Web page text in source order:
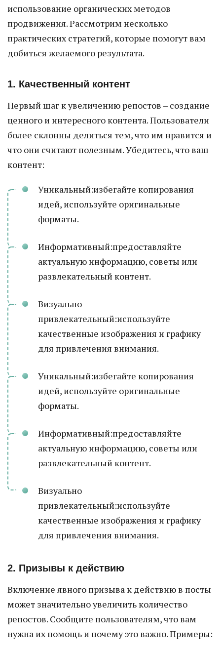
использование органических методов
продвижения. Рассмотрим несколько
практических стратегий, которые помогут вам
добиться желаемого результата.
1. Качественный контент
Первый шаг к увеличению репостов – создание
ценного и интересного контента. Пользователи
более склонны делиться тем, что им нравится и
что они считают полезным. Убедитесь, что ваш
контент:
Уникальный:избегайте копирования
идей, используйте оригинальные
форматы.
Информативный:предоставляйте
актуальную информацию, советы или
развлекательный контент.
Визуально
привлекательный:используйте
качественные изображения и графику
для привлечения внимания.
Уникальный:избегайте копирования
идей, используйте оригинальные
форматы.
Информативный:предоставляйте
актуальную информацию, советы или
развлекательный контент.
Визуально
привлекательный:используйте
качественные изображения и графику
для привлечения внимания.
2. Призывы к действию
Включение явного призыва к действию в посты
может значительно увеличить количество
репостов. Сообщите пользователям, что вам
нужна их помощь и почему это важно. Примеры: